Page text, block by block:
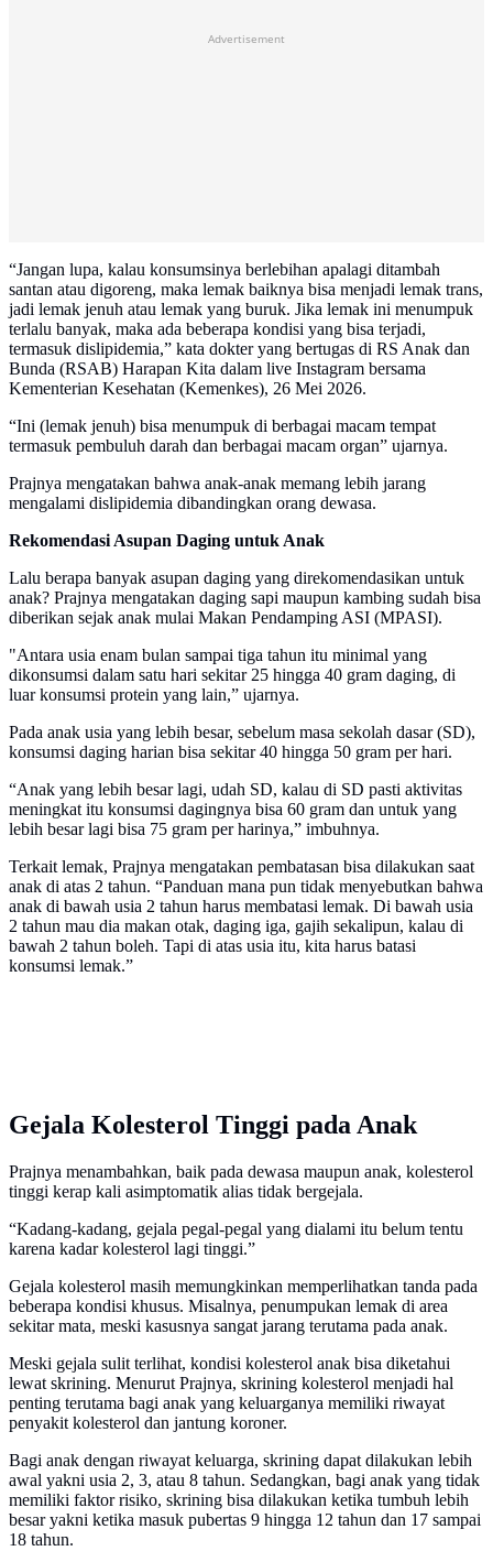
Advertisement
“Jangan lupa, kalau konsumsinya berlebihan apalagi ditambah
santan atau digoreng, maka lemak baiknya bisa menjadi lemak trans,
jadi lemak jenuh atau lemak yang buruk. Jika lemak ini menumpuk
terlalu banyak, maka ada beberapa kondisi yang bisa terjadi,
termasuk dislipidemia,” kata dokter yang bertugas di RS Anak dan
Bunda (RSAB) Harapan Kita dalam live Instagram bersama
Kementerian Kesehatan (Kemenkes), 26 Mei 2026.
“Ini (lemak jenuh) bisa menumpuk di berbagai macam tempat
termasuk pembuluh darah dan berbagai macam organ” ujarnya.
Prajnya mengatakan bahwa anak-anak memang lebih jarang
mengalami dislipidemia dibandingkan orang dewasa.
Rekomendasi Asupan Daging untuk Anak
Lalu berapa banyak asupan daging yang direkomendasikan untuk
anak? Prajnya mengatakan daging sapi maupun kambing sudah bisa
diberikan sejak anak mulai Makan Pendamping ASI (MPASI).
"Antara usia enam bulan sampai tiga tahun itu minimal yang
dikonsumsi dalam satu hari sekitar 25 hingga 40 gram daging, di
luar konsumsi protein yang lain,” ujarnya.
Pada anak usia yang lebih besar, sebelum masa sekolah dasar (SD),
konsumsi daging harian bisa sekitar 40 hingga 50 gram per hari.
“Anak yang lebih besar lagi, udah SD, kalau di SD pasti aktivitas
meningkat itu konsumsi dagingnya bisa 60 gram dan untuk yang
lebih besar lagi bisa 75 gram per harinya,” imbuhnya.
Terkait lemak, Prajnya mengatakan pembatasan bisa dilakukan saat
anak di atas 2 tahun. “Panduan mana pun tidak menyebutkan bahwa
anak di bawah usia 2 tahun harus membatasi lemak. Di bawah usia
2 tahun mau dia makan otak, daging iga, gajih sekalipun, kalau di
bawah 2 tahun boleh. Tapi di atas usia itu, kita harus batasi
konsumsi lemak.”
Gejala Kolesterol Tinggi pada Anak
Prajnya menambahkan, baik pada dewasa maupun anak, kolesterol
tinggi kerap kali asimptomatik alias tidak bergejala.
“Kadang-kadang, gejala pegal-pegal yang dialami itu belum tentu
karena kadar kolesterol lagi tinggi.”
Gejala kolesterol masih memungkinkan memperlihatkan tanda pada
beberapa kondisi khusus. Misalnya, penumpukan lemak di area
sekitar mata, meski kasusnya sangat jarang terutama pada anak.
Meski gejala sulit terlihat, kondisi kolesterol anak bisa diketahui
lewat skrining. Menurut Prajnya, skrining kolesterol menjadi hal
penting terutama bagi anak yang keluarganya memiliki riwayat
penyakit kolesterol dan jantung koroner.
Bagi anak dengan riwayat keluarga, skrining dapat dilakukan lebih
awal yakni usia 2, 3, atau 8 tahun. Sedangkan, bagi anak yang tidak
memiliki faktor risiko, skrining bisa dilakukan ketika tumbuh lebih
besar yakni ketika masuk pubertas 9 hingga 12 tahun dan 17 sampai
18 tahun.